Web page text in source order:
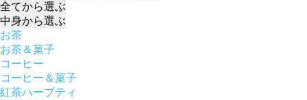
全てから選ぶ
中身から選ぶ
お茶
お茶＆菓子
コーヒー
コーヒー＆菓子
紅茶ハーブティ